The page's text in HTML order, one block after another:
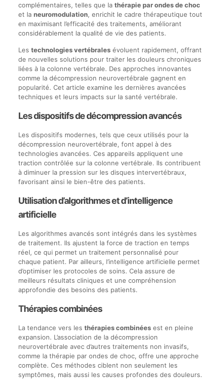
complémentaires, telles que la thérapie par ondes de choc
et la neuromodulation, enrichit le cadre thérapeutique tout
en maximisant l’efficacité des traitements, améliorant
considérablement la qualité de vie des patients.
Les technologies vertébralesévoluent rapidement, offrant
de nouvelles solutions pour traiter les douleurs chroniques
liées à la colonne vertébrale. Des approches innovantes
comme la décompression neurovertébrale gagnent en
popularité. Cet article examine les dernières avancées
techniques et leurs impacts sur la santé vertébrale.
Les dispositifs de décompression avancés
Les dispositifs modernes, tels que ceux utilisés pour la
décompression neurovertébrale, font appel à des
technologies avancées. Ces appareils appliquent une
traction contrôlée sur la colonne vertébrale. Ils contribuent
à diminuer la pression sur les disques intervertébraux,
favorisant ainsi le bien-être des patients.
Utilisation d’algorithmes et d’intelligence
artificielle
Les algorithmes avancés sont intégrés dans les systèmes
de traitement. Ils ajustent la force de traction en temps
réel, ce qui permet un traitement personnalisé pour
chaque patient. Par ailleurs, l’intelligence artificielle permet
d’optimiser les protocoles de soins. Cela assure de
meilleurs résultats cliniques et une compréhension
approfondie des besoins des patients.
Thérapies combinées
La tendance vers les thérapies combinéesest en pleine
expansion. L’association de la décompression
neurovertébrale avec d’autres traitements non invasifs,
comme la thérapie par ondes de choc, offre une approche
complète. Ces méthodes ciblent non seulement les
symptômes, mais aussi les causes profondes des douleurs.